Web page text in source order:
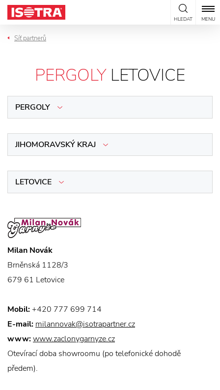
Přeskočit na obsah
HLEDAT MENU
Síť partnerů
PERGOLY LETOVICE
PERGOLY
JIHOMORAVSKÝ KRAJ
LETOVICE
Milan Novák
Brněnská 1128/3
679 61 Letovice
Mobil: +420 777 699 714
E-mail: milannovak@isotrapartner.cz
www:www.zaclonygarnyze.cz
Otevírací doba showroomu (po telefonické dohodě
předem).